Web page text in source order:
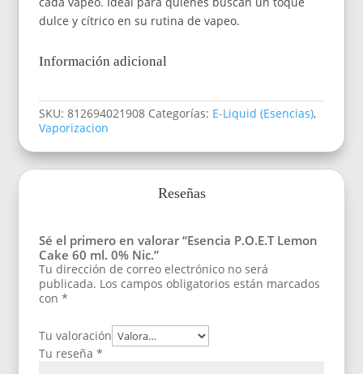
dulce y cítrico en su rutina de vapeo.
Información adicional
SKU:812694021908 Categorías: E-Liquid (Esencias),
Vaporizacion
Reseñas
Sé el primero en valorar “Esencia P.O.E.T Lemon
Cake 60 ml. 0% Nic.”
Tu dirección de correo electrónico no será
publicada. Los campos obligatorios están marcados
con*
Tu valoración
Tu reseña*